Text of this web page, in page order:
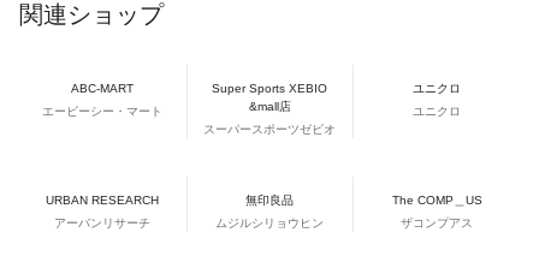
関連ショップ
ABC-MART
エービーシー・マート
Super Sports XEBIO
&mall店
スーパースポーツゼビオ
ユニクロ
ユニクロ
URBAN RESEARCH
アーバンリサーチ
無印良品
ムジルシリョウヒン
The COMP＿US
ザコンプアス